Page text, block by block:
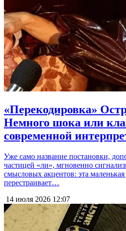
«Перекодировка»
Немного шока или
современной
Уже само название постановки,
частицей «ли», мгновенно
смысловых акцентов: эта маленькая
перестраивает…
14 июля 2026 12:07